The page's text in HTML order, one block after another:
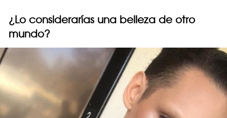
¿Lo considerarías una belleza de otro
mundo?